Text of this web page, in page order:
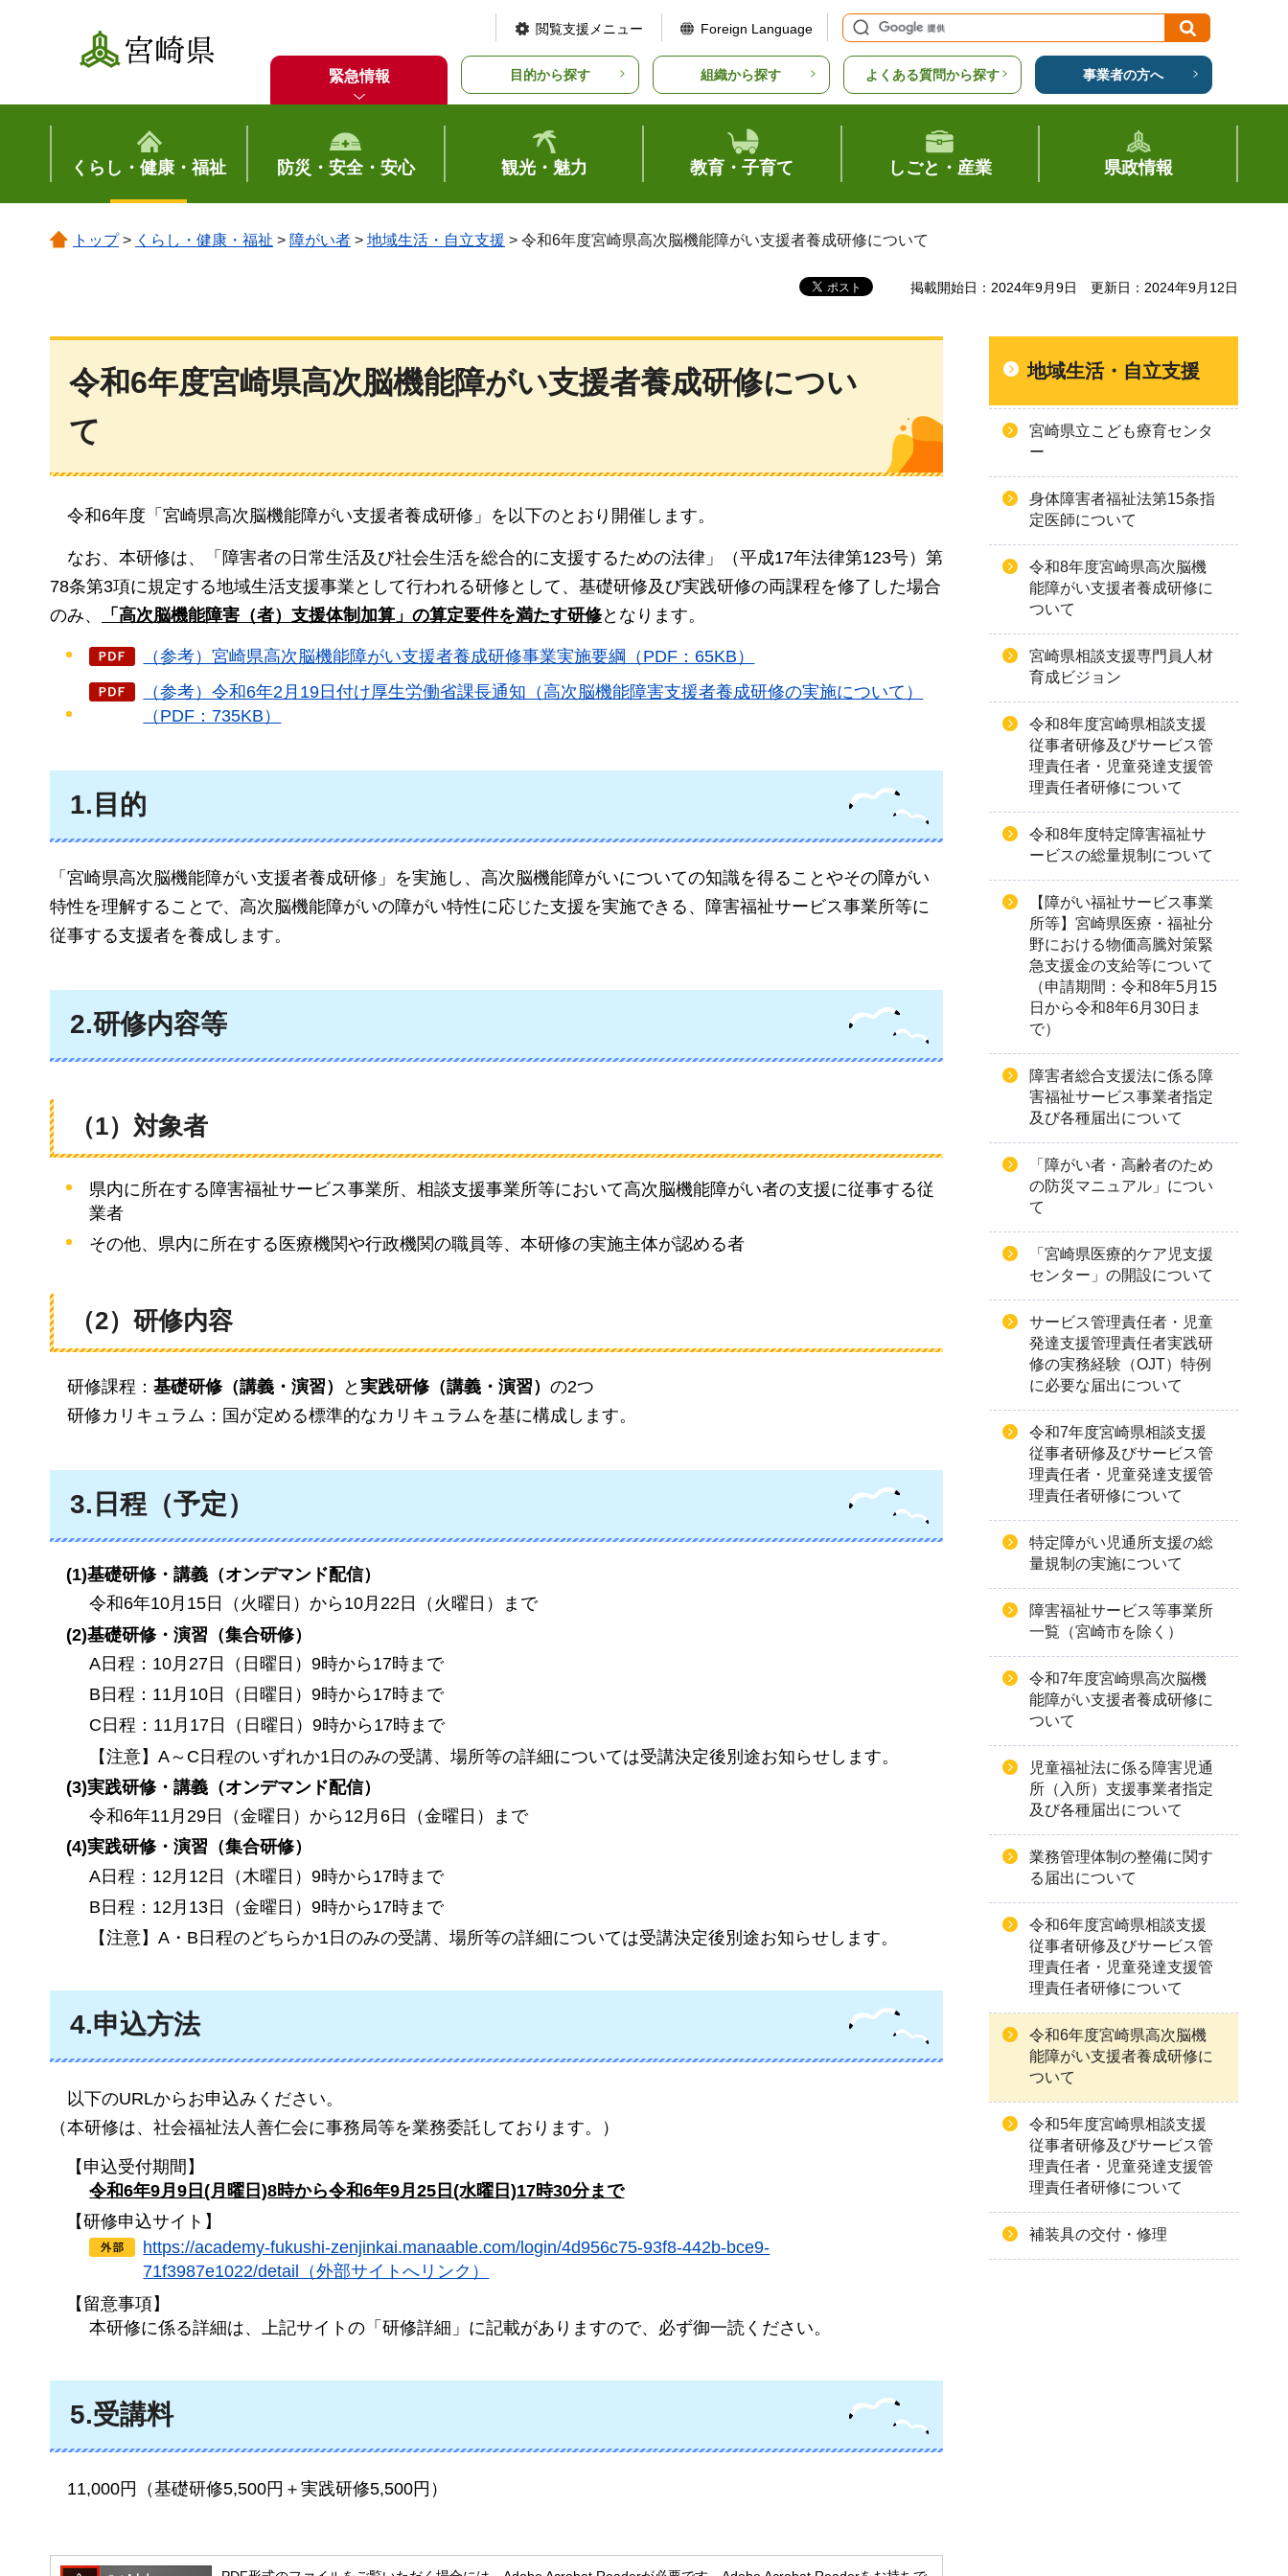
宮崎県
閲覧支援メニュー Foreign Language
緊急情報 目的から探す 組織から探す よくある質問から探す 事業者の方へ
くらし・健康・福祉 防災・安全・安心 観光・魅力 教育・子育て しごと・産業 県政情報
トップ> くらし・健康・福祉 > 障がい者 > 地域生活・自立支援 > 令和6年度宮崎県高次脳機能障がい支援者養成研修について
掲載開始日：2024年9月9日 更新日：2024年9月12日
令和6年度宮崎県高次脳機能障がい支援者養成研修につい
て
令和6年度「宮崎県高次脳機能障がい支援者養成研修」を以下のとおり開催します。
なお、 本研修は、「障害者の日常生活及び社会生活を総合的に支援するための法律」（平成17年法律第123号）第
78条第3項に規定する地域生活支援事業として行われる研修として、基礎研修及び実践研修の両課程を修了した場合
のみ、
「高次脳機能障害（者）支援体制加算」の算定要件を満たす研修となります。
（参考）宮崎県高次脳機能障がい支援者養成研修事業実施要綱（PDF：65KB）
（参考）令和6年2月19日付け厚生労働省課長通知（高次脳機能障害支援者養成研修の実施について）
（PDF：735KB）
1.目的
「宮崎県高次脳機能障がい支援者養成研修」を実施し、高次脳機能障がいについての知識を得ることやその障がい
特性を理解することで、高次脳機能障がいの障がい特性に応じた支援を実施できる、障害福祉サービス事業所等に
従事する支援者を養成します。
2.研修内容等
（1）対象者
県内に所在する障害福祉サービス事業所、相談支援事業所等において高次脳機能障がい者の支援に従事する従
業者
その他、県内に所在する医療機関や行政機関の職員等、本研修の実施主体が認める者
（2）研修内容
研修課程 ： 基礎研修（講義・演習） と 実践研修（講義・演習） の2つ
研修カリキュラム ：国が定める標準的なカリキュラムを基に構成します。
3.日程（予定）
(1)基礎研修・講義（オンデマンド配信）
令和6年10月15日（火曜日）から10月22日（火曜日）まで
(2)基礎研修・演習（集合研修）
A日程：10月27日（日曜日）9時から17時まで
B日程：11月10日（日曜日）9時から17時まで
C日程：11月17日（日曜日）9時から17時まで
【注意】A～C日程のいずれか1日のみの受講、場所等の詳細については受講決定後別途お知らせします。
(3)実践研修・講義（オンデマンド配信）
令和6年11月29日（金曜日）から12月6日（金曜日）まで
(4)実践研修・演習（集合研修）
A日程：12月12日（木曜日）9時から17時まで
B日程：12月13日（金曜日）9時から17時まで
【注意】A・B日程のどちらか1日のみの受講、場所等の詳細については受講決定後別途お知らせします。
4.申込方法
以下のURLからお申込みください。
（本研修は、社会福祉法人善仁会に事務局等を業務委託しております。）
【申込受付期間】
令和6年9月9日(月曜日)8時から令和6年9月25日(水曜日)17時30分まで
【研修申込サイト】
https://academy-fukushi-zenjinkai.manaable.com/login/4d956c75-93f8-442b-bce9-
71f3987e1022/detail（外部サイトへリンク）
【留意事項】
本研修に係る詳細は、上記サイトの「研修詳細」に記載がありますので、必ず御一読ください。
5.受講料
11,000円 （基礎研修5,500円＋実践研修5,500円）
地域生活・自立支援
宮崎県立こども療育センタ
ー
身体障害者福祉法第15条指
定医師について
令和8年度宮崎県高次脳機
能障がい支援者養成研修に
ついて
宮崎県相談支援専門員人材
育成ビジョン
令和8年度宮崎県相談支援
従事者研修及びサービス管
理責任者・児童発達支援管
理責任者研修について
令和8年度特定障害福祉サ
ービスの総量規制について
【障がい福祉サービス事業
所等】宮崎県医療・福祉分
野における物価高騰対策緊
急支援金の支給等について
（申請期間：令和8年5月15
日から令和8年6月30日ま
で）
障害者総合支援法に係る障
害福祉サービス事業者指定
及び各種届出について
「障がい者・高齢者のため
の防災マニュアル」につい
て
「宮崎県医療的ケア児支援
センター」の開設について
サービス管理責任者・児童
発達支援管理責任者実践研
修の実務経験（OJT）特例
に必要な届出について
令和7年度宮崎県相談支援
従事者研修及びサービス管
理責任者・児童発達支援管
理責任者研修について
特定障がい児通所支援の総
量規制の実施について
障害福祉サービス等事業所
一覧（宮崎市を除く）
令和7年度宮崎県高次脳機
能障がい支援者養成研修に
ついて
児童福祉法に係る障害児通
所（入所）支援事業者指定
及び各種届出について
業務管理体制の整備に関す
る届出について
令和6年度宮崎県相談支援
従事者研修及びサービス管
理責任者・児童発達支援管
理責任者研修について
令和6年度宮崎県高次脳機
能障がい支援者養成研修に
ついて
令和5年度宮崎県相談支援
従事者研修及びサービス管
理責任者・児童発達支援管
理責任者研修について
補装具の交付・修理